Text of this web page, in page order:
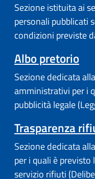
Sezione istituita ai
personali pubblicati
condizioni previste
Albo pretorio
Sezione dedicata
amministrativi per i
pubblicità legale
Trasparenza
Sezione dedicata
per i quali è
servizio rifiuti